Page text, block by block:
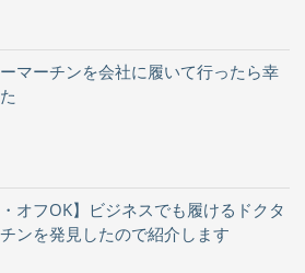
ーマーチンを会社に履いて行ったら幸
・オフOK】ビジネスでも履けるドクタ
ンを発見したので紹介します